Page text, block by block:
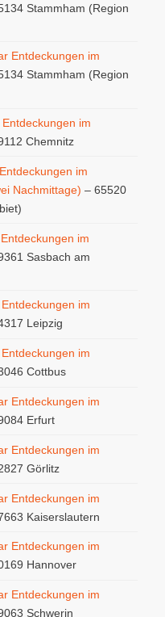
Stammham (Region
Entdeckungen im
Stammham (Region
im
Chemnitz
im
Nachmittage) – 65520
im
Sasbach am
im
Leipzig
im
Cottbus
Entdeckungen im
Erfurt
Entdeckungen im
Görlitz
Entdeckungen im
Kaiserslautern
Entdeckungen im
Hannover
Entdeckungen im
Schwerin